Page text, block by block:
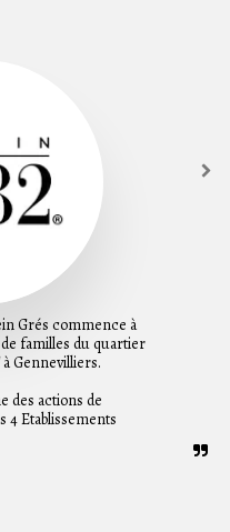
Grés commence à
familles du quartier
Gennevilliers.
des actions de
4 Etablissements